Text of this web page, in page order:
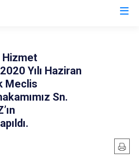
Hizmet
Yılı Haziran
Meclis
Sn.